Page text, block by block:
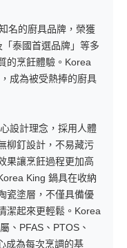
名的廚具品牌，榮獲
「泰國首選品牌」等多
的烹飪體驗。Korea
成為被受熱捧的廚具
設計理念，採用人體
柳釘設計，不易藏污
果讓烹飪過程更加高
King 鍋具在收納
瓷塗層，不僅具備優
潔起來更輕鬆。Korea
、PFAS、PTOS、
成為每次烹調的基